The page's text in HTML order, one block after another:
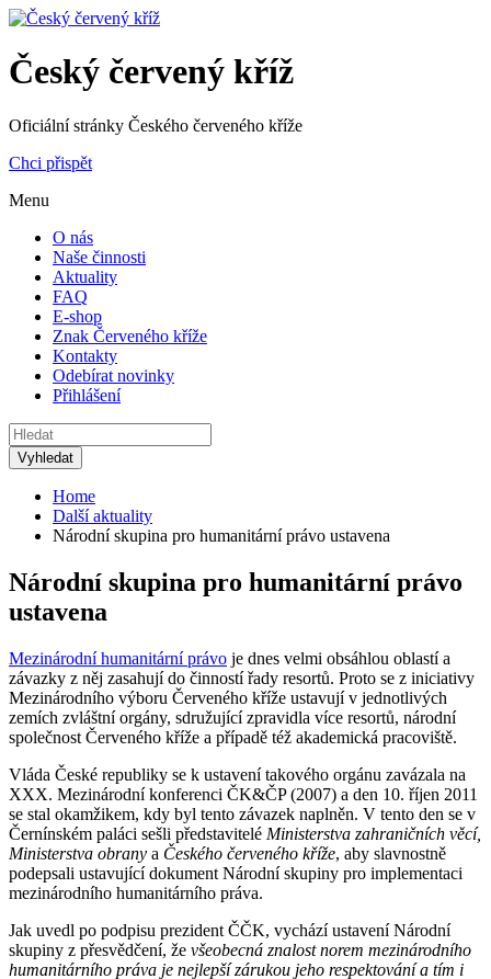
Český červený kříž
Oficiální stránky Českého červeného kříže
Chci přispět
Menu
O nás
Naše činnosti
Aktuality
FAQ
E-shop
Znak Červeného kříže
Kontakty
Odebírat novinky
Přihlášení
Home
Další aktuality
Národní skupina pro humanitární právo ustavena
Národní skupina pro humanitární právo
ustavena
Mezinárodní humanitární právo je dnes velmi obsáhlou oblastí a
závazky z něj zasahují do činností řady resortů. Proto se z iniciativy
Mezinárodního výboru Červeného kříže ustavují v jednotlivých
zemích zvláštní orgány, sdružující zpravidla více resortů, národní
společnost Červeného kříže a případě též akademická pracoviště.
Vláda České republiky se k ustavení takového orgánu zavázala na
XXX. Mezinárodní konferenci ČK&ČP (2007) a den 10. říjen 2011
se stal okamžikem, kdy byl tento závazek naplněn. V tento den se v
Černínském paláci sešli představitelé Ministerstva zahraničních věcí,
Ministerstva obrany a Českého červeného kříže, aby slavnostně
podepsali ustavující dokument Národní skupiny pro implementaci
mezinárodního humanitárního práva.
Jak uvedl po podpisu prezident ČČK, vychází ustavení Národní
skupiny z přesvědčení, že všeobecná znalost norem mezinárodního
humanitárního práva je nejlepší zárukou jeho respektování a tím i